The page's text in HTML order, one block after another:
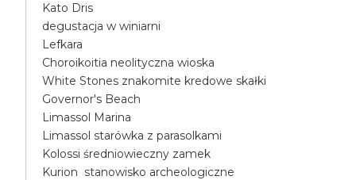
Kato Dris
degustacja w winiarni
Lefkara
Choroikoitia neolityczna wioska
White Stones znakomite kredowe skałki
Governor's Beach
Limassol Marina
Limassol starówka z parasolkami
Kolossi średniowieczny zamek
Kurion stanowisko archeologiczne